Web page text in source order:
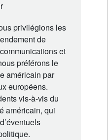
privilégions les
de
et
préférons le
américain par
européens.
vis-à-vis du
américain, qui